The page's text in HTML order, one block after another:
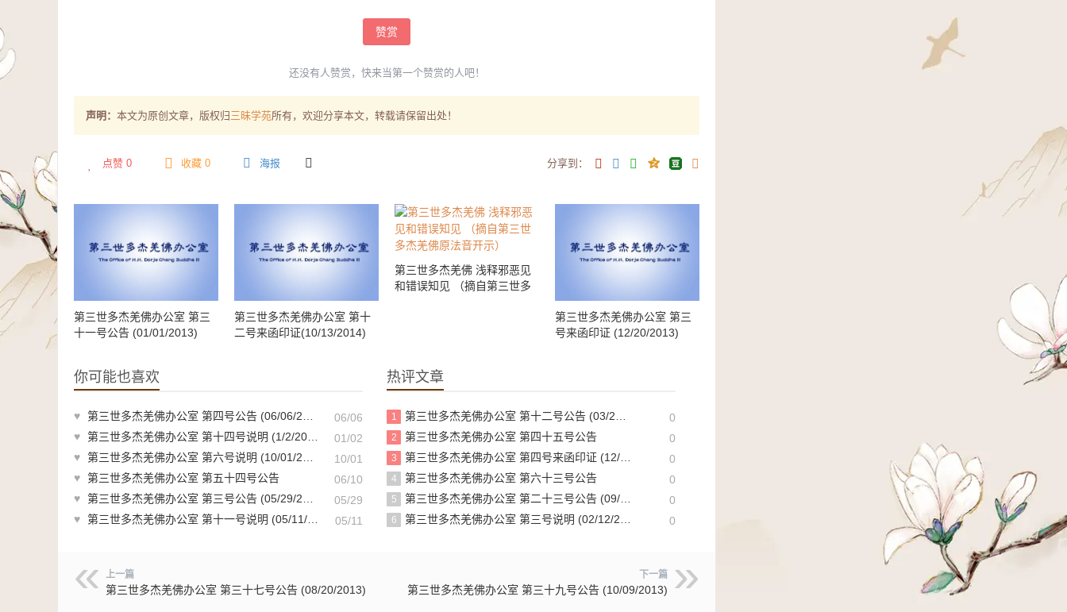
赞赏
还没有人赞赏，快来当第一个赞赏的人吧！
声明： 本文为原创文章，版权归 三昧学苑所有，欢迎分享本文，转载请保留出处！
点赞 0 收藏 0 海报 分享到：
第三世多杰羌佛办公室 第三
十一号公告 (01/01/2013)
第三世多杰羌佛办公室 第十
二号来函印证(10/13/2014)
第三世多杰羌佛 浅释邪恶见
和错误知见 （摘自第三世多
第三世多杰羌佛办公室 第三
号来函印证 (12/20/2013)
你可能也喜欢
♥ 第三世多杰羌佛办公室 第四号公告 (06/06/2009)
06/06
♥ 第三世多杰羌佛办公室 第十四号说明 (1/2/2014)
01/02
♥ 第三世多杰羌佛办公室 第六号说明 (10/01/2009)
10/01
♥ 第三世多杰羌佛办公室 第五十四号公告
06/10
♥ 第三世多杰羌佛办公室 第三号公告 (05/29/2009)
05/29
♥ 第三世多杰羌佛办公室 第十一号说明 (05/11/2012) 05/11
热评文章
1 第三世多杰羌佛办公室 第十二号公告 (03/27/2010) 0
2 第三世多杰羌佛办公室 第四十五号公告 0
3 第三世多杰羌佛办公室 第四号来函印证 (12/21/2013) 0
4 第三世多杰羌佛办公室 第六十三号公告 0
5 第三世多杰羌佛办公室 第二十三号公告 (09/29/2011) 0
6 第三世多杰羌佛办公室 第三号说明 (02/12/2009) 0
上一篇
第三世多杰羌佛办公室 第三十七号公告 (08/20/2013)
下一篇
第三世多杰羌佛办公室 第三十九号公告 (10/09/2013)